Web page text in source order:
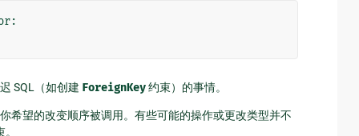
:
SQL（如创建 ForeignKey约束）的事情。
希望的改变顺序被调用。有些可能的操作或更改类型并不